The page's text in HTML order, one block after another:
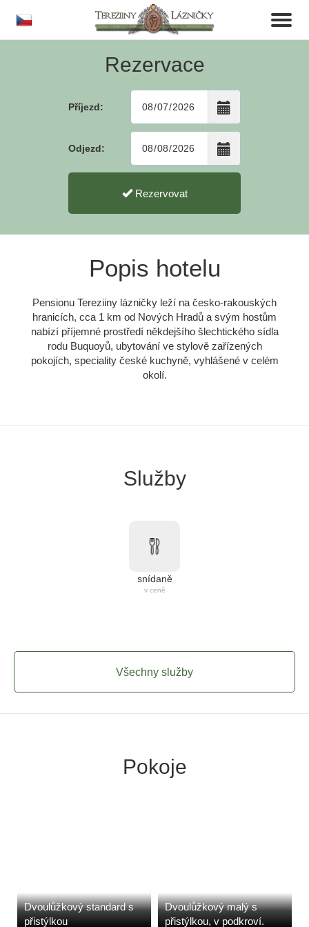
Toggle
Rezervace
Příjezd:
Odjezd:
Rezervovat
Popis hotelu
Pensionu Tereziiny lázničky leží na česko-rakouských
hranicích, cca 1 km od Nových Hradů a svým hostům
nabízí příjemné prostředí někdejšího šlechtického sídla
rodu Buquoyů, ubytování ve stylově zařízených
pokojích, speciality české kuchyně, vyhlášené v celém
okolí.
Služby
snídaně
v ceně
Všechny služby
Pokoje
Dvoulůžkový standard s
přistýlkou
Dvoulůžkový malý s
přistýlkou, v podkroví.